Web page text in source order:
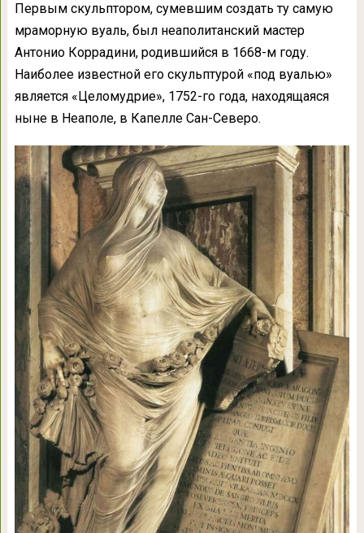
Первым скульптором, сумевшим создать ту самую
мраморную вуаль, был неаполитанский мастер
Антонио Коррадини, родившийся в 1668-м году.
Наиболее известной его скульптурой «под вуалью»
является «Целомудрие», 1752-го года, находящаяся
ныне в Неаполе, в Капелле Сан-Северо.